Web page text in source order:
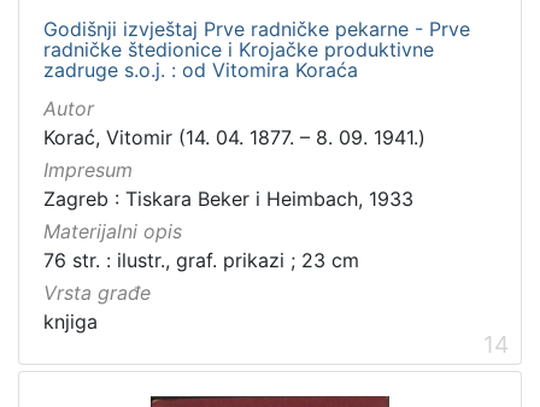
Godišnji izvještaj Prve radničke pekarne - Prve
radničke štedionice i Krojačke produktivne
zadruge s.o.j. : od Vitomira Koraća
Autor
Korać, Vitomir (14. 04. 1877. – 8. 09. 1941.)
Impresum
Zagreb : Tiskara Beker i Heimbach, 1933
Materijalni opis
76 str. : ilustr., graf. prikazi ; 23 cm
Vrsta građe
knjiga
14